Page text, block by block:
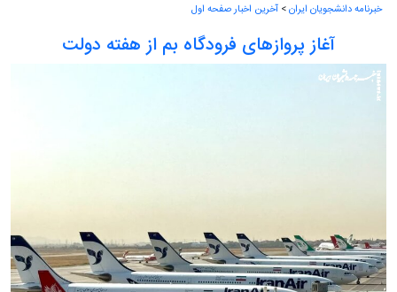
خبرنامه دانشجویان ایران> آخرین اخبار صفحه اول
آغاز پروازهای فرودگاه بم از هفته دولت